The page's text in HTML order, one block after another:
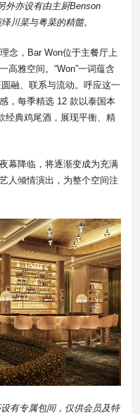
外亦设有由主厨Benson
川菜与粤菜的精髓。
念，Bar Won位于主餐厅上
高雅空间。“Won”一词蕴含
圆融、联系与流动。呼应这一
，每季精选 12 款以泰国本
经典鸡尾酒，展现平衡、精
幕降临，将逐渐变成为充满
人倾情演出，为整个空间注
有专属包间，仅供会员及特